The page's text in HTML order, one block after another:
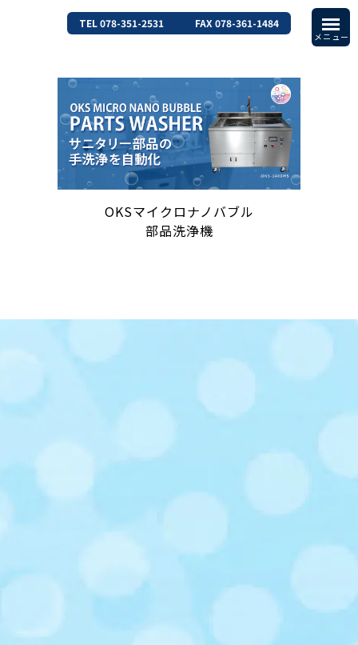
TEL 078-351-2531 FAX 078-361-1484
OKSマイクロナノバブル
部品洗浄機